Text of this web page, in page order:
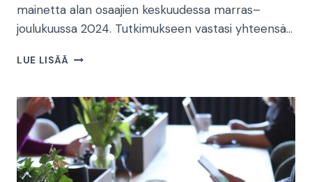
mainetta alan osaajien keskuudessa marras–
joulukuussa 2024. Tutkimukseen vastasi yhteensä…
LUE LISÄÄ SOTE-
TEHTÄVÄT
JA
TYÖN
MERKITYKSELLISYYS
HOUKUTTELEVAT
TÖIHIN